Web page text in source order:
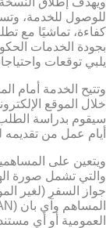
للوصول للخدمة،
كفاءة، تماشيًا مع
بجودة الخدمات
يلبي توقعات
وتتيح الخدمة أمام
خلال الموقع
أيام عمل من
ويتعين على
والتي تشمل صورة
جواز السفر (لغير
العمومية أو أي